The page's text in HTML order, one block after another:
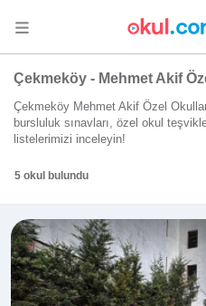
Çekmeköy - Mehmet Akif
Çekmeköy Mehmet Akif Özel
bursluluk sınavları, özel okul
listelerimizi inceleyin!
5 okul bulundu